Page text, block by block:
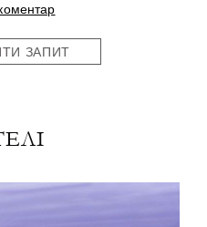
ЗАПИТ